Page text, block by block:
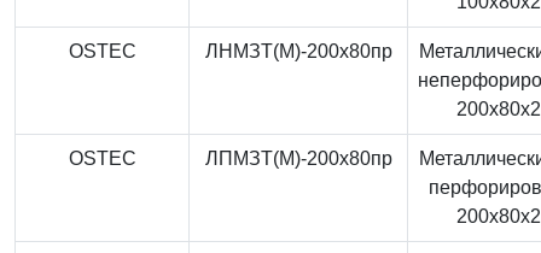
OSTEC ЛНМЗТ(М)-200x80пр
OSTEC ЛПМЗТ(М)-200x80пр